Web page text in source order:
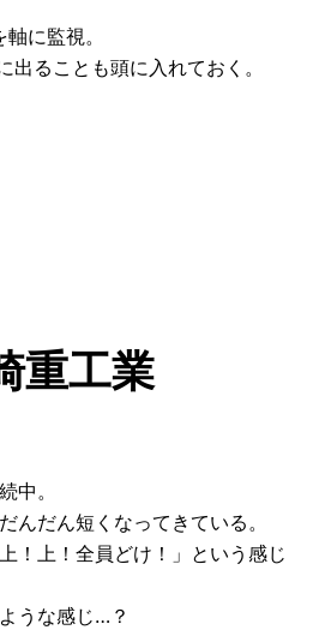
に監視。
出ることも頭に入れておく。
重工業
中。
んだん短くなってきている。
！上！全員どけ！」という感じ
うな感じ…？